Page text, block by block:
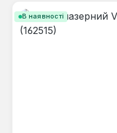
В наявності